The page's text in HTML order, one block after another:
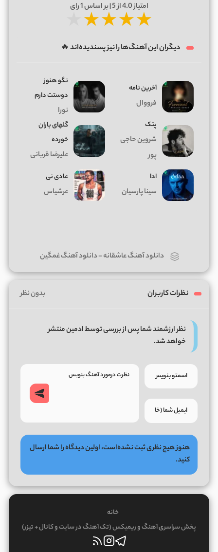
امتیاز4.0از 5 | بر اساس 1رای
★★★★
دیگران این آهنگ‌ها را نیز پسندیده‌اند 🔥
آخرین نامه
فرووال
نگو هنوز
دوستت دارم
نورا
پتک
شروین حاجی
پور
گلهای باران
خورده
علیرضا قربانی
ادا
سینا پارسیان
عادی نی
عرشیاس
دانلود آهنگ عاشقانه-دانلود آهنگ غمگین
نظرات کاربران بدون نظر
نظر ارزشمند شما پس از بررسی توسط ادمین منتشر
خواهد شد.
هنوز هیچ نظری ثبت نشده‌است، اولین دیدگاه را شما ارسال
کنید.
خانه
پخش سراسری آهنگ و ریمیکس (تک آهنگ در سایت و کانال + تیزر)